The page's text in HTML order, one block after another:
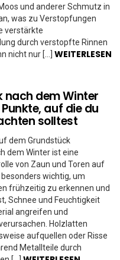
und anderer Schmutz in
was zu Verstopfungen
verstärkte
durch verstopfte Rinnen
nicht nur […] WEITERLESEN
nach dem Winter
Punkte, auf die du
solltest
dem Grundstück
dem Winter ist eine
von Zaun und Toren auf
wichtig, um
frühzeitig zu erkennen und
Schnee und Feuchtigkeit
angreifen und
Holzlatten
aufquellen oder Risse
Metallteile durch